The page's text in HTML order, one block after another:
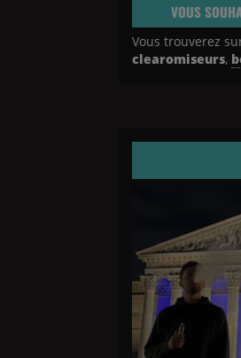
VOUS
Vous trouverez
clearomiseurs,